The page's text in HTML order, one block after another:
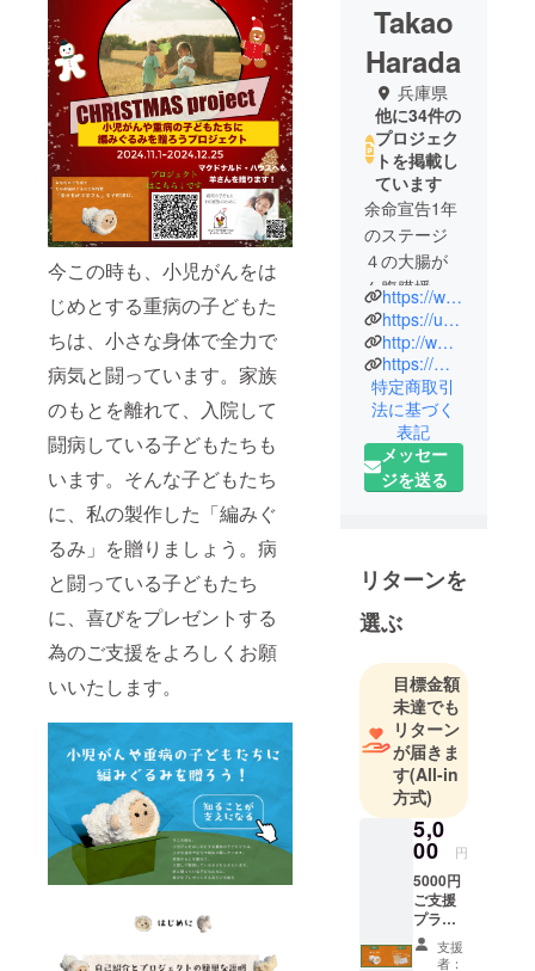
今この時も、小児がんをは
じめとする重病の子どもた
ちは、小さな身体で全力で
病気と闘っています。家族
のもとを離れて、入院して
闘病している子どもたちも
います。そんな子どもたち
に、私の製作した「編みぐ
るみ」を贈りましょう。病
と闘っている子どもたち
に、喜びをプレゼントする
為のご支援をよろしくお願
いいたします。
Takao
Harada
兵庫県
他に34件の
プロジェク
トを掲載し
ています
余命宣告1年
のステージ
４の大腸が
ん腹膜播種
（ふくまく
はしゅ）闘
病中の編み
ぐるみ（編
み物のぬい
ぐるみ）作
家です。
入院は１
がん剤化学
年10月31日
なりまし
た。
編み物歴
は20年以
上、「幸せ
を呼ぶ羊さ
ん」をはじ
め、独自な
オリジナル
作品や皆さ
んの愛犬、
https://www.dmhcj.or.jp/
https://unconditionallove316.jp/werebehindyou/
http://www.ccaj-found.or.jp/donation/other_support2/
https://minne.com/@taka02102102
特定商取引
法に基づく
表記
メッセー
ジを送る
リターンを
選ぶ
目標金額
未達でも
リターン
が届きま
す(All-in
方式)
5,0
00 円
5000円
ご支援
プラン
5000
円（子
支援
者：